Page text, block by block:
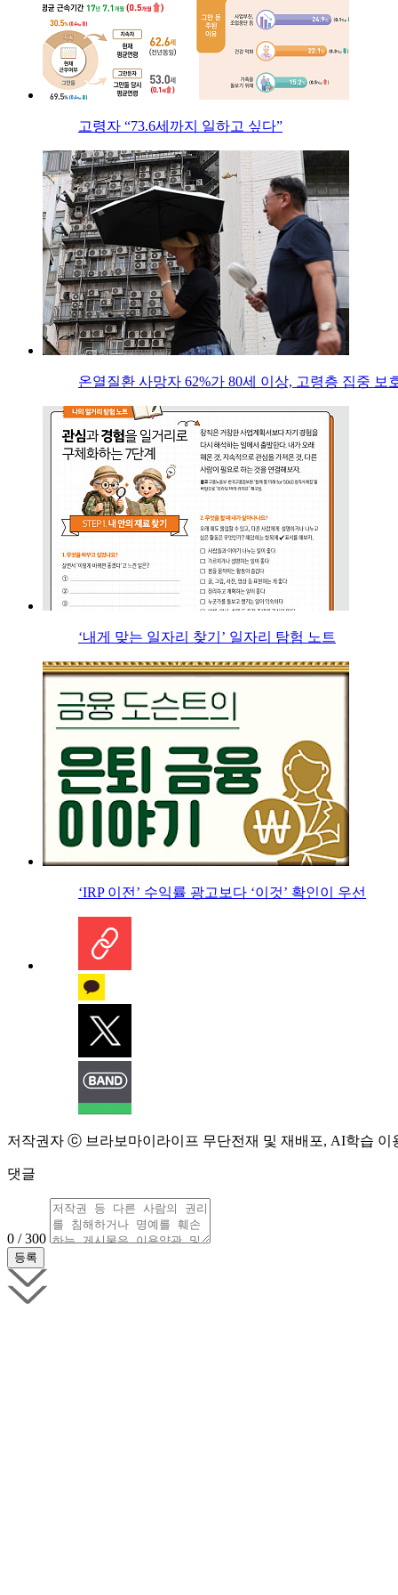
고령자 “73.6세까지 일하고 싶다”
온열질환 사망자 62%가 80세 이상, 고령층 집중 보
‘내게 맞는 일자리 찾기’ 일자리 탐험 노트
‘IRP 이전’ 수익률 광고보다 ‘이것’ 확인이 우선
저작권자 ⓒ 브라보마이라이프 무단전재 및 재배포, AI학습 이
댓글
0 / 300